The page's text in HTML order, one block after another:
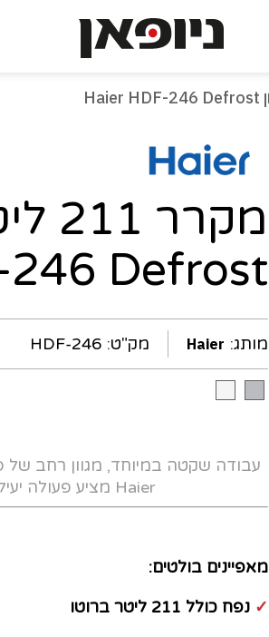
246 Defrost
מותג: Haier מק"ט: HDF-246
Haier מציע פעולה יעילה ואמינה לבית, למשרד, לכל מקום, לכל צורך.
מאפיינים בולטים:
✓ נפח כולל 211 ליטר ברוטו